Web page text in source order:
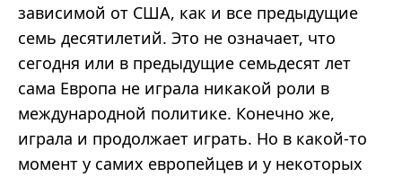
зависимой от США, как и все предыдущие
семь десятилетий. Это не означает, что
сегодня или в предыдущие семьдесят лет
сама Европа не играла никакой роли в
международной политике. Конечно же,
играла и продолжает играть. Но в какой-то
момент у самих европейцев и у некоторых